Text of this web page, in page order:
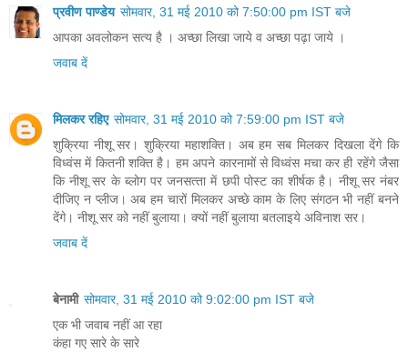
प्रवीण पाण्डेय सोमवार, 31 मई 2010 को 7:50:00 pm IST बजे
आपका अवलोकन सत्य है । अच्छा लिखा जाये व अच्छा पढ़ा जाये ।
जवाब दें
मिलकर रहिए सोमवार, 31 मई 2010 को 7:59:00 pm IST बजे
शुक्रिया नीशू सर। शुक्रिया महाशक्ति। अब हम सब मिलकर दिखला देंगे कि
विध्‍वंस में कितनी शक्ति है। हम अपने कारनामों से विध्‍वंस मचा कर ही रहेंगे जैसा
कि नीशू सर के ब्‍लोग पर जनसत्‍ता में छपी पोस्‍ट का शीर्षक है। नीशू सर नंबर
दीजिए न प्‍लीज। अब हम चारों मिलकर अच्‍छे काम के लिए संगठन भी नहीं बनने
देंगे। नीशू सर को नहीं बुलाया। क्‍यों नहीं बुलाया बतलाइये अविनाश सर।
जवाब दें
बेनामी सोमवार, 31 मई 2010 को 9:02:00 pm IST बजे
एक भी जवाब नहीं आ रहा
कंहा गए सारे के सारे